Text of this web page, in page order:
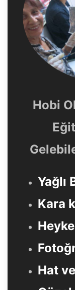
Hobi
Yağlı
Kara
Hat